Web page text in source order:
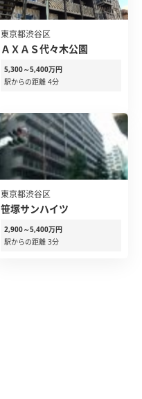
東京都渋谷区
ＡＸＡＳ代々木公園
5,300～5,400万円
駅からの距離 4分
東京都渋谷区
笹塚サンハイツ
2,900～5,400万円
駅からの距離 3分